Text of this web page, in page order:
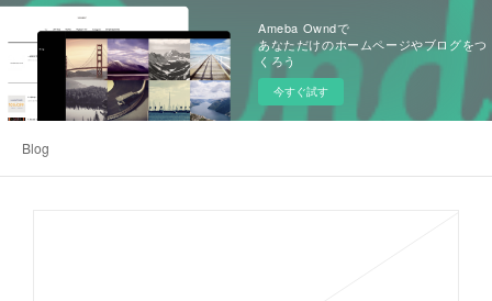
Ameba Owndで
あなただけのホームページやブログをつ
くろう
今すぐ試す
Blog